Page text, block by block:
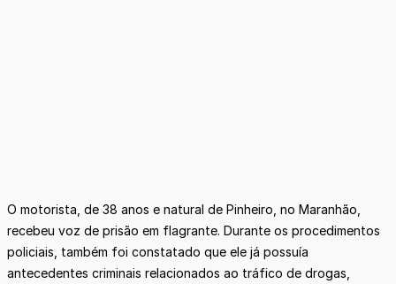
O motorista, de 38 anos e natural de Pinheiro, no Maranhão,
recebeu voz de prisão em flagrante. Durante os procedimentos
policiais, também foi constatado que ele já possuía
antecedentes criminais relacionados ao tráfico de drogas,